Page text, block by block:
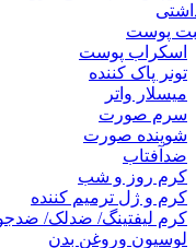
پوست
اسکراب پوست
تونر پاک کننده
میسلار واتر
سرم صورت
شوینده صورت
ضدآفتاب
کرم روز و شب
کرم و ژل ترمیم کننده
کرم لیفتینگ/ ضدلک/
لوسیون وروغن بدن